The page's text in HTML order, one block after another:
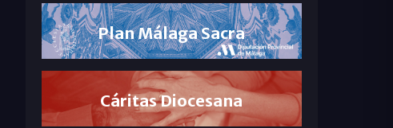
Plan Málaga Sacra
Cáritas Diocesana